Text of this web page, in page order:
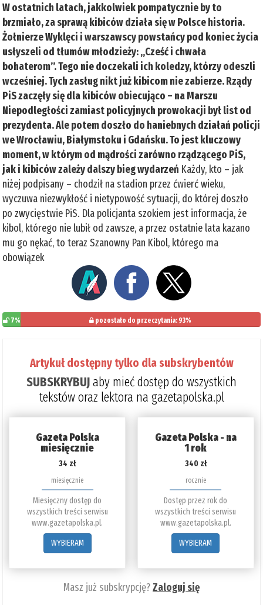
W ostatnich latach, jakkolwiek pompatycznie by to
brzmiało, za sprawą kibiców działa się w Polsce historia.
Żołnierze Wyklęci i warszawscy powstańcy pod koniec życia
usłyszeli od tłumów młodzieży: „Cześć i chwała
bohaterom”. Tego nie doczekali ich koledzy, którzy odeszli
wcześniej. Tych zasług nikt już kibicom nie zabierze. Rządy
PiS zaczęły się dla kibiców obiecująco – na Marszu
Niepodległości zamiast policyjnych prowokacji był list od
prezydenta. Ale potem doszło do haniebnych działań policji
we Wrocławiu, Białymstoku i Gdańsku. To jest kluczowy
moment, w którym od mądrości zarówno rządzącego PiS,
jak i kibiców zależy dalszy bieg wydarzeń Każdy, kto – jak
niżej podpisany – chodził na stadion przez ćwierć wieku,
wyczuwa niezwykłość i nietypowość sytuacji, do której doszło
po zwycięstwie PiS. Dla policjanta szokiem jest informacja, że
kibol, którego nie lubił od zawsze, a przez ostatnie lata kazano
mu go nękać, to teraz Szanowny Pan Kibol, którego ma
obowiązek
7% pozostało do przeczytania: 93%
Artykuł dostępny tylko dla subskrybentów
SUBSKRYBUJaby mieć dostęp do wszystkich
tekstów oraz lektora na gazetapolska.pl
Gazeta Polska
miesięcznie
34 zł
miesięcznie
Miesięczny dostęp do
wszystkich treści serwisu
www.gazetapolska.pl.
WYBIERAM
Gazeta Polska - na
1 rok
340 zł
rocznie
Dostęp przez rok do
wszystkich treści serwisu
www.gazetapolska.pl.
WYBIERAM
Masz już subskrypcję?Zaloguj się